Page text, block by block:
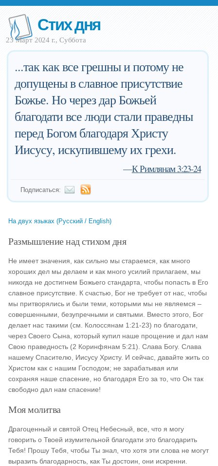
Стих дня
23 Март 2024 г., Суббота
...так как все грешны и потому не
допущены в славное присутствие
Божье. Но через дар Божьей
благодати все люди стали праведны
перед Богом благодаря Христу
Иисусу, искупившему их грехи.
—К Римлянам 3:23-24
Подписаться:
На двух языках (Русский / English)
Размышление над стихом дня
Не имеет значения, как сильно мы стараемся, как много
хороших дел мы делаем и как много усилий прилагаем, мы
никогда не достигнем Божьего стандарта, чтобы попасть в Его
славное присутствие. К счастью, Бог не требует от нас, чтобы
мы притворялись и были теми, которыми мы не являемся –
совершенными, безупречными и святыми. Вместо этого, Бог
делает нас такими (см. Колоссянам 1:21-23) по благодати,
через Своего Сына, который купил наше прощение и дал нам
Свою праведность (2 Коринфянам 5:21). Слава Богу. Слава
нашему Спасителю, Иисусу Христу. И сейчас, давайте жить со
Христом как с нашим Господом; не зарабатывая или
сохраняя наше спасение, но благодаря Его за то, что Он так
свободно дал нам спасение!
Моя молитва
Драгоценный и святой Отец Небесный, все, что я могу
говорить о Твоей изумительной благодати это благодарить
Тебя! Прошу Тебя, чтобы Ты знал, что хотя эти слова не могут
выразить благодарность, как Ты достоин, они искренни.